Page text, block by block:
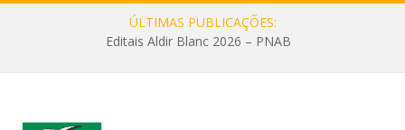
ÚLTIMAS PUBLICAÇÕES:
Editais Aldir Blanc 2026 – PNAB